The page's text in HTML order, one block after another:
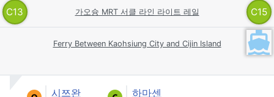
C13 가오슝 MRT 서클 라인 라이트 레일 C15
Ferry Between Kaohsiung City and Cijin Island
시쯔완 하마센